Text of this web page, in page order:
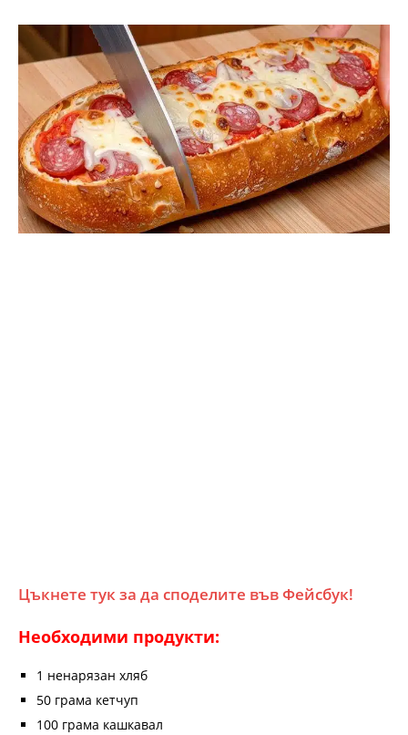
Цъкнете тук за да споделите във Фейсбук!
Необходими продукти:
1 ненарязан хляб
50 грама кетчуп
100 грама кашкавал